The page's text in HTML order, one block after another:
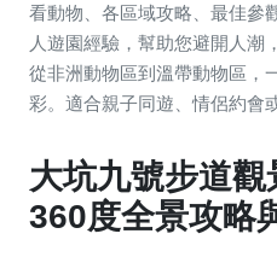
看動物、各區域攻略、最佳參
人遊園經驗，幫助您避開人潮
從非洲動物區到溫帶動物區，
彩。適合親子同遊、情侶約會
大坑九號步道
360度全景攻略